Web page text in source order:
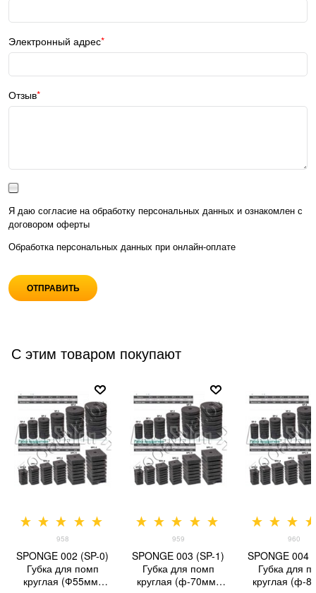
Электронный адрес
Отзыв
Я даю согласие на обработку персональных данных и ознакомлен с
договором оферты
Обработка персональных данных при онлайн-оплате
С этим товаром покупают
958
SPONGE 002 (SP-0)
Губка для помп
круглая (Ф55мм*
959
SPONGE 003 (SP-1)
Губка для помп
круглая (ф-70мм*
960
SPONGE 004
Губка для
круглая (ф-